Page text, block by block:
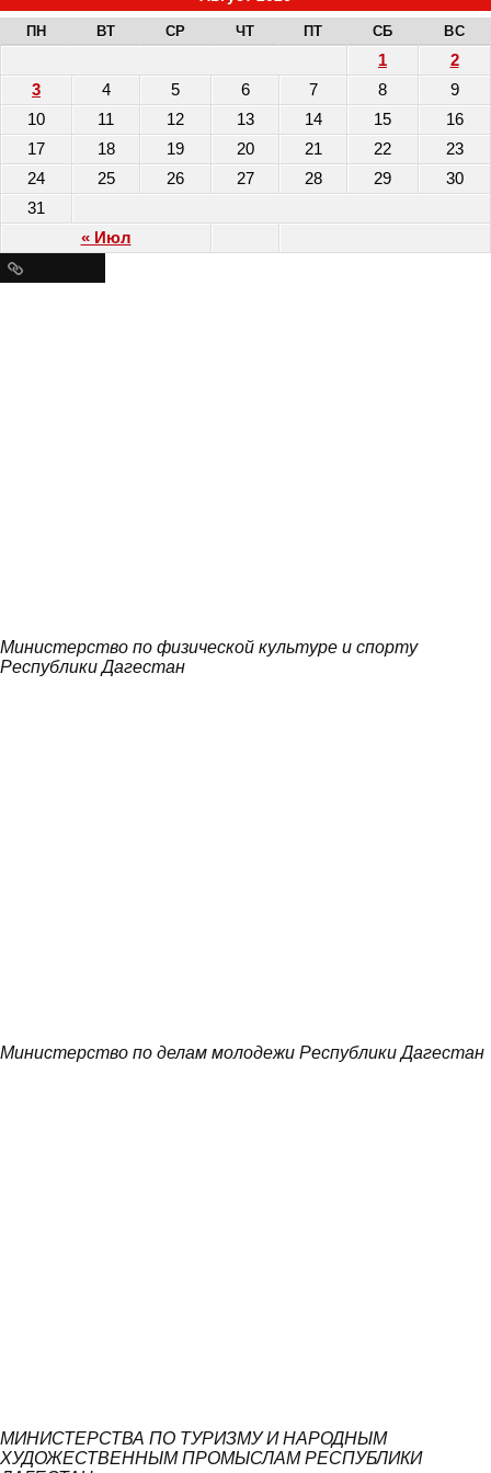
ПН ВТ СР ЧТ ПТ СБ ВС
« Июл
1
2
3
4 5 6 7 8
9
10
11 12 13 14 15
16
17
18 19 20 21 22
23
24
25 26 27 28 29
30
31
Министерство по физической культуре и спорту
Республики Дагестан
Министерство по делам молодежи Республики Дагестан
МИНИСТЕРСТВА ПО ТУРИЗМУ И НАРОДНЫМ
ХУДОЖЕСТВЕННЫМ ПРОМЫСЛАМ РЕСПУБЛИКИ